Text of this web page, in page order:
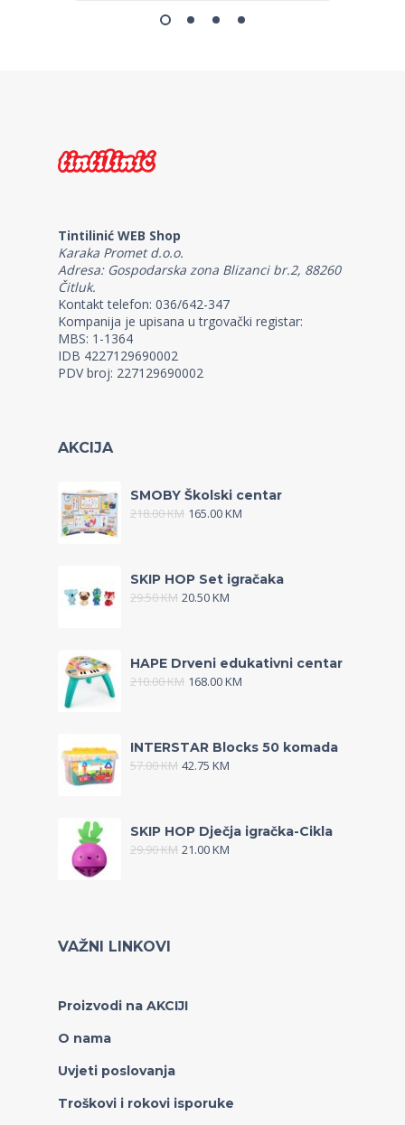
Tintilinić WEB Shop
Karaka Promet d.o.o.
Adresa: Gospodarska zona Blizanci br.2, 88260
Čitluk.
Kontakt telefon: 036/642-347
Kompanija je upisana u trgovački registar:
MBS: 1-1364
IDB 4227129690002
PDV broj: 227129690002
AKCIJA
SMOBY Školski centar
218.00KM 165.00KM
SKIP HOP Set igračaka
29.50KM 20.50KM
HAPE Drveni edukativni centar
210.00KM 168.00KM
INTERSTAR Blocks 50 komada
57.00KM 42.75 KM
SKIP HOP Dječja igračka-Cikla
29.90KM 21.00KM
VAŽNI LINKOVI
Proizvodi na AKCIJI
O nama
Uvjeti poslovanja
Troškovi i rokovi isporuke